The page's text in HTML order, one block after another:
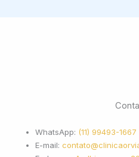
WhatsApp: (11) 99493-1667
E-mail: